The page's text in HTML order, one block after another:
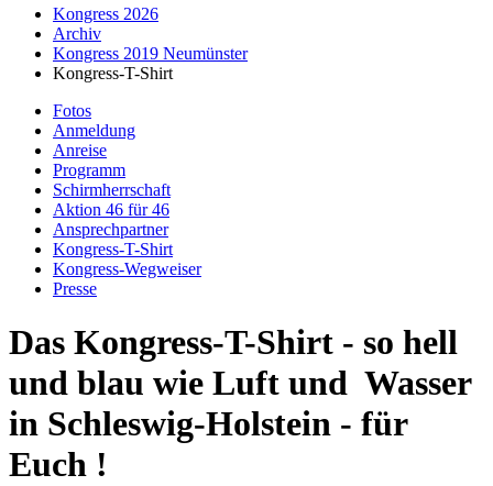
Kongress 2026
Archiv
Kongress 2019 Neumünster
Kongress-T-Shirt
Fotos
Anmeldung
Anreise
Programm
Schirmherrschaft
Aktion 46 für 46
Ansprechpartner
Kongress-T-Shirt
Kongress-Wegweiser
Presse
Das Kongress-T-Shirt - so hell
und blau wie Luft und Wasser
in Schleswig-Holstein - für
Euch !